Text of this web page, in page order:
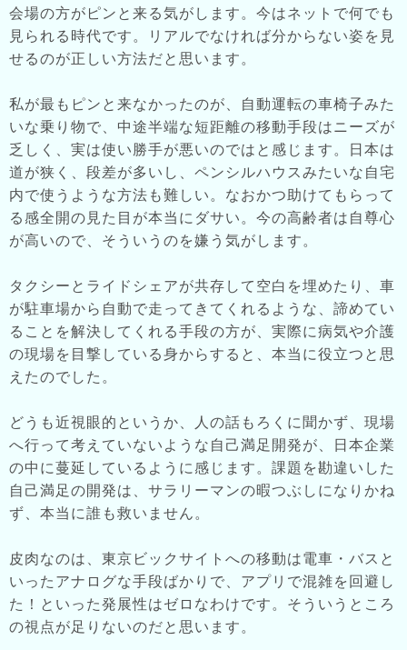
会場の方がピンと来る気がします。今はネットで何でも
見られる時代です。リアルでなければ分からない姿を見
せるのが正しい方法だと思います。
私が最もピンと来なかったのが、自動運転の車椅子みた
いな乗り物で、中途半端な短距離の移動手段はニーズが
乏しく、実は使い勝手が悪いのではと感じます。日本は
道が狭く、段差が多いし、ペンシルハウスみたいな自宅
内で使うような方法も難しい。なおかつ助けてもらって
る感全開の見た目が本当にダサい。今の高齢者は自尊心
が高いので、そういうのを嫌う気がします。
タクシーとライドシェアが共存して空白を埋めたり、車
が駐車場から自動で走ってきてくれるような、諦めてい
ることを解決してくれる手段の方が、実際に病気や介護
の現場を目撃している身からすると、本当に役立つと思
えたのでした。
どうも近視眼的というか、人の話もろくに聞かず、現場
へ行って考えていないような自己満足開発が、日本企業
の中に蔓延しているように感じます。課題を勘違いした
自己満足の開発は、サラリーマンの暇つぶしになりかね
ず、本当に誰も救いません。
皮肉なのは、東京ビックサイトへの移動は電車・バスと
いったアナログな手段ばかりで、アプリで混雑を回避し
た！といった発展性はゼロなわけです。そういうところ
の視点が足りないのだと思います。